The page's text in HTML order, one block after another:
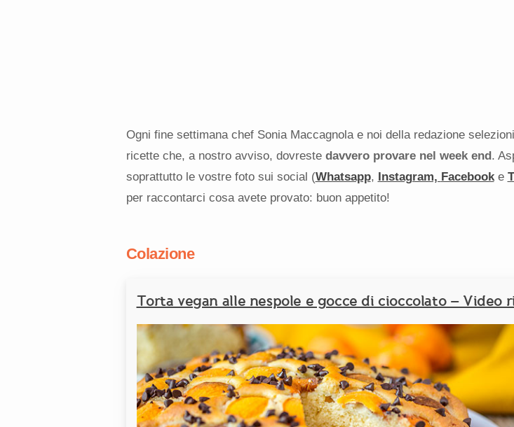
Ogni fine settimana chef Sonia Maccagnola e noi della redazione
ricette che, a nostro avviso, dovreste davvero provare nel week end.
soprattutto le vostre foto sui social (Whatsapp, Instagram, Facebooke
per raccontarci cosa avete provato: buon appetito!
Colazione
Torta vegan alle nespole e gocce di cioccolato – Video